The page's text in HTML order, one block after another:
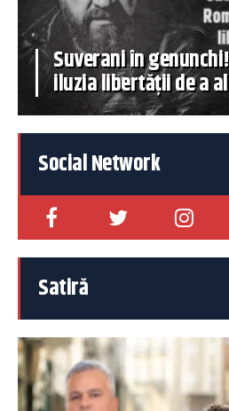
Suverani în
iluzia libertății de a
Social Network
Satiră